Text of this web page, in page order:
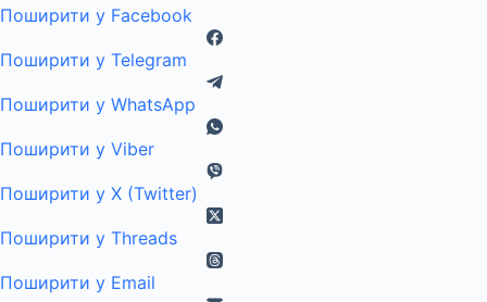
Поширити у Facebook
Поширити у Telegram
Поширити у WhatsApp
Поширити у Viber
Поширити у X (Twitter)
Поширити у Threads
Поширити у Email